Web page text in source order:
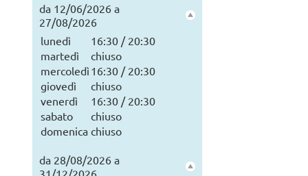
da 12/06/2026 a
27/08/2026
lunedì
16:30 / 20:30
martedì
chiuso
mercoledì 16:30 / 20:30
giovedì
chiuso
venerdì
16:30 / 20:30
sabato
chiuso
domenica chiuso
da 28/08/2026 a
31/12/2026